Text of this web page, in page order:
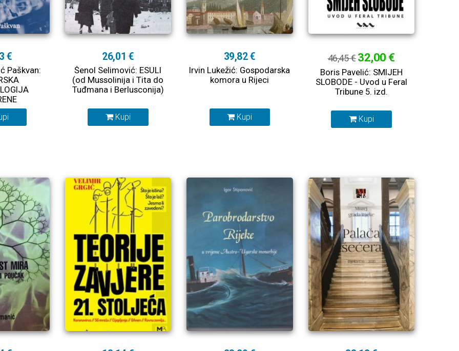
€
Paškvan:
26,01 €
Šenol Selimović: ESULI
(od Mussolinija i Tita do
Tuđmana i Berlusconija)
Kupi
39,82 €
Irvin Lukežić: Gospodarska
komora u Rijeci
Kupi
46,45 €32,00 €
Boris Pavelić: SMIJEH
SLOBODE - Uvod u Feral
Tribune 5. izd.
Kupi